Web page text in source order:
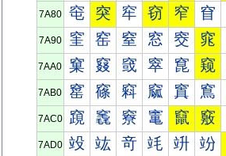
7A80 窀 突 窂 窃 窄 窅
7A90 窐 窑 窒 窓 窔 窕
7AA0 窠 窡 窢 窣 窤 窥
7AB0 窰 窱 窲 窳 窴 窵
7AC0 竀 竁 竂 竃 竄 竅
7AD0 竐 竑 竒 竓 竔 竕